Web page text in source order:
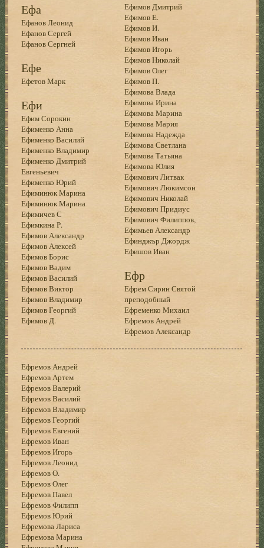
Ефа
Ефанов Леонид
Ефанов Сергей
Ефанов Сергней
Ефе
Ефетов Марк
Ефи
Ефим Сорокин
Ефименко Анна
Ефименко Василий
Ефименко Владимир
Ефименко Дмитрий
Евгеньевич
Ефименко Юрий
Ефиминюк Марина
Ефиминюк Марина
Ефимичев С
Ефимкина Р.
Ефимов Александр
Ефимов Алексей
Ефимов Борис
Ефимов Вадим
Ефимов Василий
Ефимов Виктор
Ефимов Владимир
Ефимов Георгий
Ефимов Д.
Ефимов Дмитрий
Ефимов Е.
Ефимов И.
Ефимов Иван
Ефимов Игорь
Ефимов Николай
Ефимов Олег
Ефимов П.
Ефимова Влада
Ефимова Ирина
Ефимова Марина
Ефимова Мария
Ефимова Надежда
Ефимова Светлана
Ефимова Татьяна
Ефимова Юлия
Ефимович Литвак
Ефимович Люкимсон
Ефимович Николай
Ефимович Придиус
Ефимович Филиппов,
Ефимьев Александр
Ефинджър Джордж
Ефишов Иван
Ефр
Ефрем Сирин Святой
преподобный
Ефременко Михаил
Ефремов Андрей
Ефремов Александр
Ефремов Андрей
Ефремов Артем
Ефремов Валерий
Ефремов Василий
Ефремов Владимир
Ефремов Георгий
Ефремов Евгений
Ефремов Иван
Ефремов Игорь
Ефремов Леонид
Ефремов О.
Ефремов Олег
Ефремов Павел
Ефремов Филипп
Ефремов Юрий
Ефремова Лариса
Ефремова Марина